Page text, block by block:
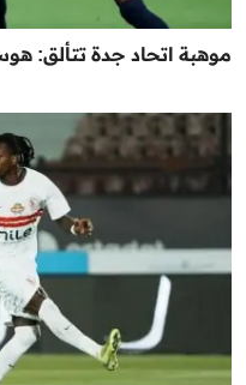
موهبة اتحاد جدة تتألق: